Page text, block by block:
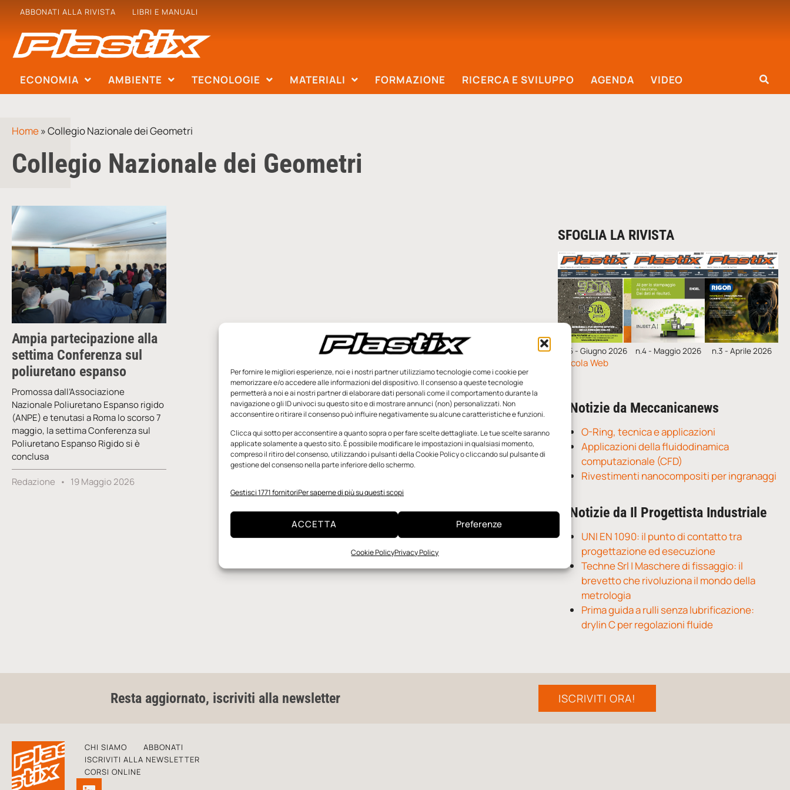
Per fornire le migliori esperienze, noi e i nostri partner utilizziamo tecnologie come i cookie per
memorizzare e/o accedere alle informazioni del dispositivo. Il consenso a queste tecnologie
permetterà a noi e ai nostri partner di elaborare dati personali come il comportamento durante la
navigazione o gli ID univoci su questo sito e di mostrare annunci (non) personalizzati. Non
acconsentire o ritirare il consenso può influire negativamente su alcune caratteristiche e funzioni.
Clicca qui sotto per acconsentire a quanto sopra o per fare scelte dettagliate. Le tue scelte saranno
applicate solamente a questo sito. È possibile modificare le impostazioni in qualsiasi momento,
compreso il ritiro del consenso, utilizzando i pulsanti della Cookie Policy o cliccando sul pulsante di
gestione del consenso nella parte inferiore dello schermo.
Gestisci 1771 fornitoriPer saperne di più su questi scopi
ACCETTA Preferenze
Cookie PolicyPrivacy Policy
ABBONATI ALLA RIVISTA LIBRI E MANUALI
ECONOMIA AMBIENTE TECNOLOGIE MATERIALI FORMAZIONE RICERCA E SVILUPPO AGENDA VIDEO
Home»Collegio Nazionale dei Geometri
Collegio Nazionale dei Geometri
Ampia partecipazione alla
settima Conferenza sul
poliuretano espanso
Promossa dall’Associazione
Nazionale Poliuretano Espanso rigido
(ANPE) e tenutasi a Roma lo scorso 7
maggio, la settima Conferenza sul
Poliuretano Espanso Rigido si è
conclusa
Redazione 19 Maggio 2026
SFOGLIA LA RIVISTA
n.5 - Giugno 2026 n.4 - Maggio 2026 n.3 - Aprile 2026
Edicola Web
Notizie da Meccanicanews
O-Ring, tecnica e applicazioni
Applicazioni della fluidodinamica
computazionale (CFD)
Rivestimenti nanocompositi per ingranaggi
Notizie da Il Progettista Industriale
UNI EN 1090: il punto di contatto tra
progettazione ed esecuzione
Techne Srl | Maschere di fissaggio: il
brevetto che rivoluziona il mondo della
metrologia
Prima guida a rulli senza lubrificazione:
drylin C per regolazioni fluide
Resta aggiornato, iscriviti alla newsletter ISCRIVITI ORA!
CHI SIAMO
ABBONATI
ISCRIVITI ALLA NEWSLETTER
CORSI ONLINE